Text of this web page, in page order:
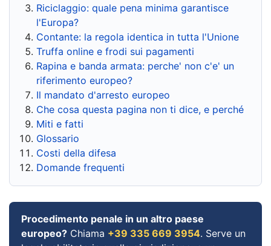
Riciclaggio: quale pena minima garantisce
l'Europa?
Contante: la regola identica in tutta l'Unione
Truffa online e frodi sui pagamenti
Rapina e banda armata: perche' non c'e' un
riferimento europeo?
Il mandato d'arresto europeo
Che cosa questa pagina non ti dice, e perché
Miti e fatti
Glossario
Costi della difesa
Domande frequenti
Procedimento penale in un altro paese
europeo? Chiama +39 335 669 3954. Serve un